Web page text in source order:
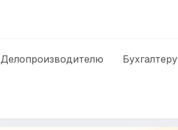
Делопроизводителю Бухгалтеру